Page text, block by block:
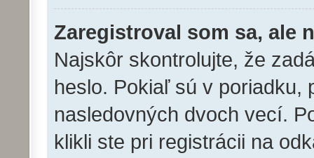
Zaregistroval som sa, ale
Najskôr skontrolujte, že
heslo. Pokiaľ sú v poriadku,
nasledovných dvoch vecí.
klikli ste pri registrácii na